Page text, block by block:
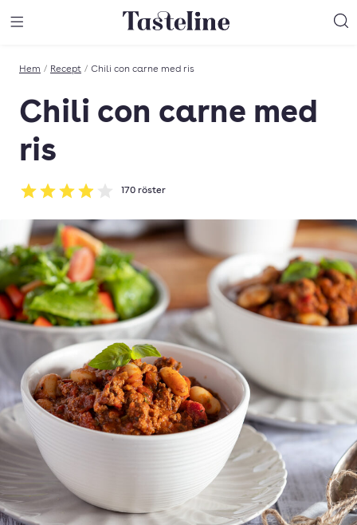
Till Tastelines startsida
Hem / Recept / Chili con carne med ris
Chili con carne med
ris
Betyg: 3.94 av 5
170 röster